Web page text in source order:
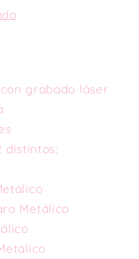
grabado láser
distintos:
Metálico